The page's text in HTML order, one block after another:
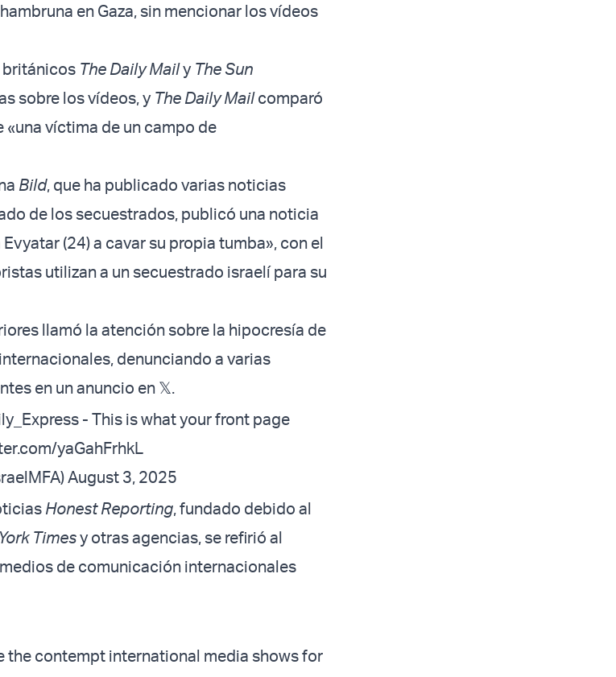
en Gaza, sin mencionar los vídeos
británicos The Daily Maily The Sun
sobre los vídeos, yThe Daily Mailcomparó
víctima de un campo de
Bild, que ha publicado varias noticias
de los secuestrados, publicó una noticia
(24) a cavar su propia tumba», con el
utilizan a un secuestrado israelí para su
llamó la atención sobre la hipocresía de
denunciando a varias
en un anuncio en 𝕏.
- This is what your front page
yaGahFrhkL
August 3, 2025
Honest Reporting, fundado debido al
Timesy otras agencias, se refirió al
de comunicación internacionales
the contempt international media shows for